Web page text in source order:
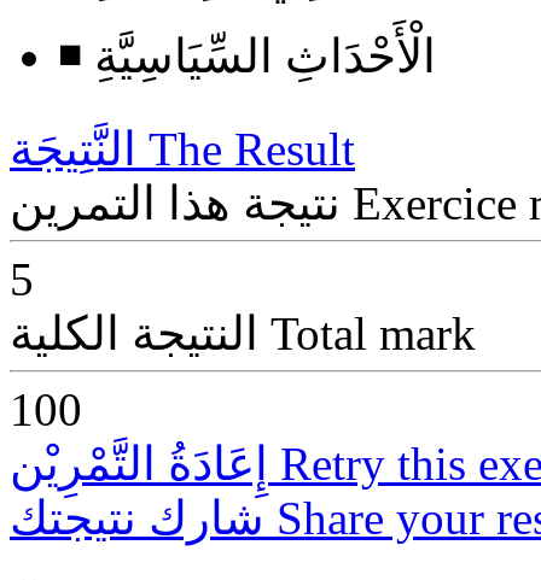
◾ الْأَحْدَاثِ السِّيَاسِيَّةِ
The Result
Exercice
5
Total mark
100
Retry this
Share your